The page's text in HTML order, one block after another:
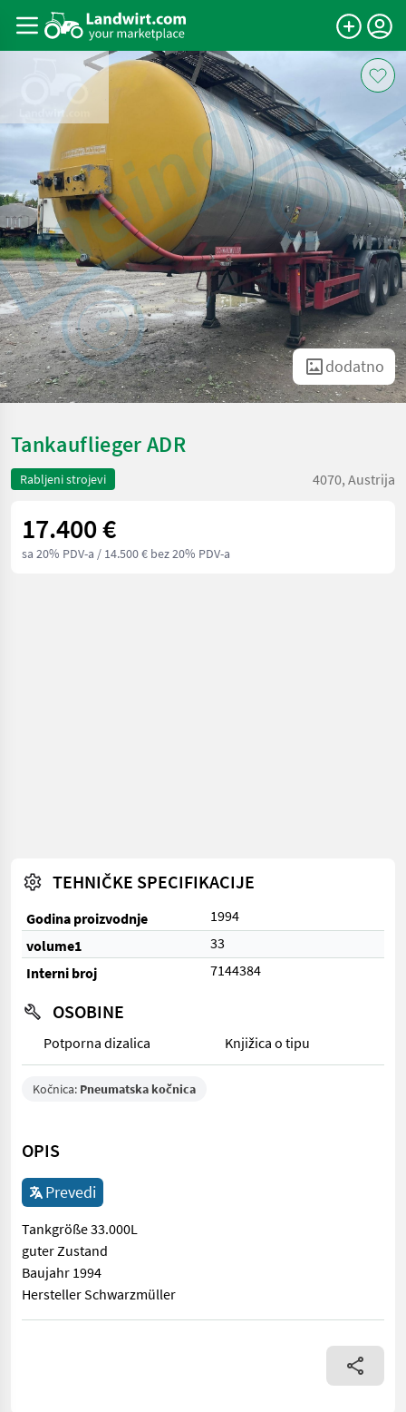
dodatno
Tankauflieger ADR
Rabljeni strojevi 4070, Austrija
17.400 €
sa 20% PDV-a / 14.500 € bez 20% PDV-a
TEHNIČKE SPECIFIKACIJE
Godina proizvodnje
1994
volume1
33
Interni broj
7144384
OSOBINE
Potporna dizalica Knjižica o tipu
Kočnica: Pneumatska kočnica
OPIS
Prevedi
Tankgröße 33.000L
guter Zustand
Baujahr 1994
Hersteller Schwarzmüller
Tankgröße 33.000L guter Zustand Baujahr 1994 Hersteller